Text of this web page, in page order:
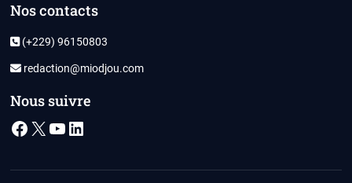
Nos contacts
(+229) 96150803
redaction@miodjou.com
Nous suivre
Facebook
X YouTube
LinkedIn